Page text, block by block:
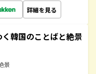
詳細を見る
韓国のことばと絶景
景